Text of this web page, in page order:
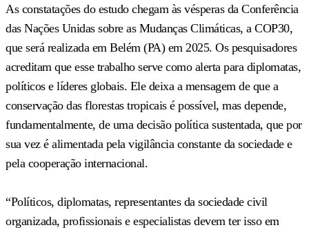
As constatações do estudo chegam às vésperas da Conferência
das Nações Unidas sobre as Mudanças Climáticas, a COP30,
que será realizada em Belém (PA) em 2025. Os pesquisadores
acreditam que esse trabalho serve como alerta para diplomatas,
políticos e líderes globais. Ele deixa a mensagem de que a
conservação das florestas tropicais é possível, mas depende,
fundamentalmente, de uma decisão política sustentada, que por
sua vez é alimentada pela vigilância constante da sociedade e
pela cooperação internacional.
“Políticos, diplomatas, representantes da sociedade civil
organizada, profissionais e especialistas devem ter isso em